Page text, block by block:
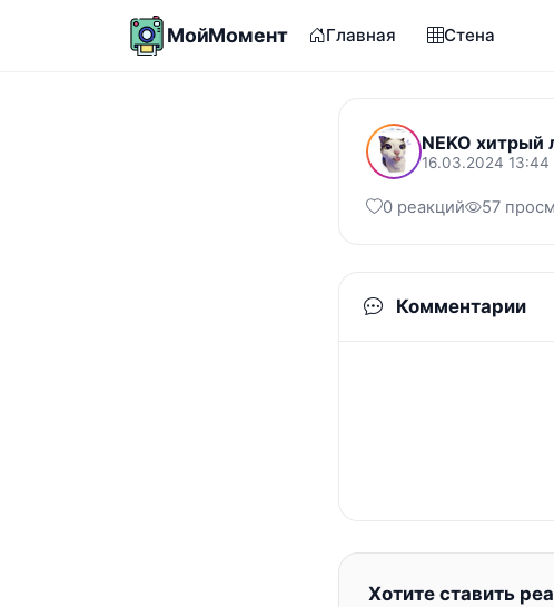
МойМомент Главная Стена
NEKO хитрый
16.03.2024 13:44
0 реакций 57
Комментарии
Хотите ставить